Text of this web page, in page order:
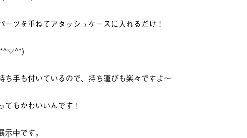
ーツを重ねてアタッシュケースに入れるだけ！
ち手も付いているので、持ち運びも楽々ですよ～
てもかわいいんです！
示中です。